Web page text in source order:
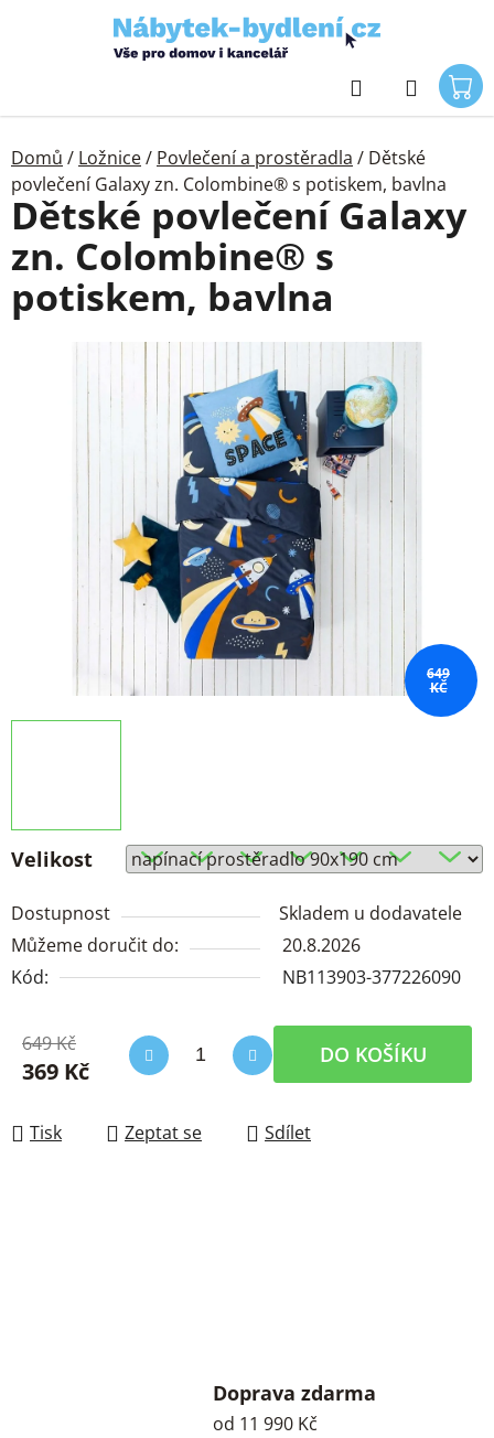
Hledat
Domů / Ložnice/ Povlečení a prostěradla / Dětské
povlečení Galaxy zn. Colombine® s potiskem, bavlna
Velikost
Dostupnost
Skladem u dodavatele
Můžeme doručit do:
20.8.2026
Kód:
NB113903-377226090
649 Kč
369 Kč
DO KOŠÍKU
Tisk Zeptat se Sdílet
Dětské povlečení Galaxy
zn. Colombine® s
potiskem, bavlna
649
KČ
Doprava zdarma
od 11 990 Kč